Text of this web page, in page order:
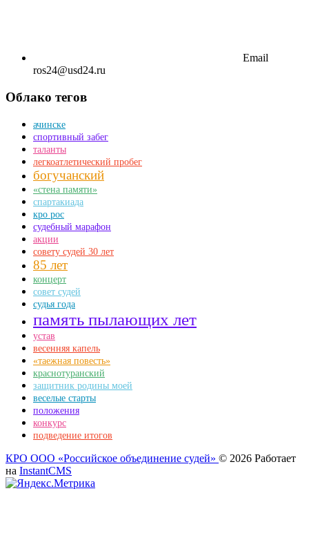
Email
ros24@usd24.ru
Облако тегов
ачинске
спортивный забег
таланты
легкоатлетический пробег
богучанский
«стена памяти»
спартакиада
кро рос
судебный марафон
акции
совету судей 30 лет
85 лет
концерт
совет судей
судья года
память пылающих лет
устав
весенняя капель
«таежная повесть»
краснотуранский
защитник родины моей
веселые старты
положения
конкурс
подведение итогов
КРО ООО «Российское объединение судей» © 2026 Работает
на InstantCMS